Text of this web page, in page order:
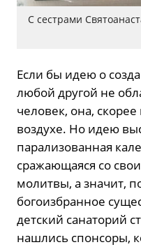
С сестрами
Если бы идею о
любой другой не
человек, она, скорее
воздухе. Но идею
парализованная
сражающаяся со
молитвы, а значит,
богоизбранное
детский санаторий
нашлись спонсоры,